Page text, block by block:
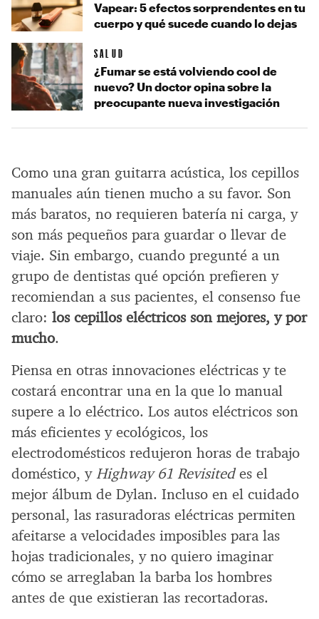
Como una gran guitarra acústica, los cepillos
manuales aún tienen mucho a su favor. Son
más baratos, no requieren batería ni carga, y
son más pequeños para guardar o llevar de
viaje. Sin embargo, cuando pregunté a un
grupo de dentistas qué opción prefieren y
recomiendan a sus pacientes, el consenso fue
claro: los cepillos eléctricos son mejores, y por
mucho.
Piensa en otras innovaciones eléctricas y te
costará encontrar una en la que lo manual
supere a lo eléctrico. Los autos eléctricos son
más eficientes y ecológicos, los
electrodomésticos redujeron horas de trabajo
doméstico, yHighway 61 Revisitedes el
mejor álbum de Dylan. Incluso en el cuidado
personal, las rasuradoras eléctricas permiten
afeitarse a velocidades imposibles para las
hojas tradicionales, y no quiero imaginar
cómo se arreglaban la barba los hombres
antes de que existieran las recortadoras.
Vapear: 5 efectos sorprendentes en tu
cuerpo y qué sucede cuando lo dejas
SALUD
¿Fumar se está volviendo cool de
nuevo? Un doctor opina sobre la
preocupante nueva investigación